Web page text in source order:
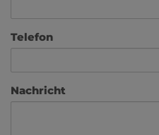
Telefon
Nachricht